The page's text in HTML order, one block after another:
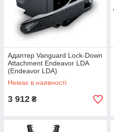
Адаптер Vanguard Lock-Down
Attachment Endeavor LDA
(Endeavor LDA)
Немає в наявності
3 912 ₴